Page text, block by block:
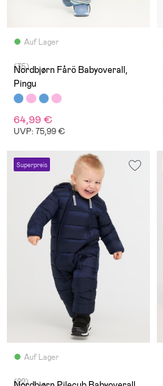
Auf Lager
(35)
Nordbjørn Fårö Babyoverall,
Pingu
64,99 €
UVP: 75,99 €
Superpreis
Auf Lager
(22)